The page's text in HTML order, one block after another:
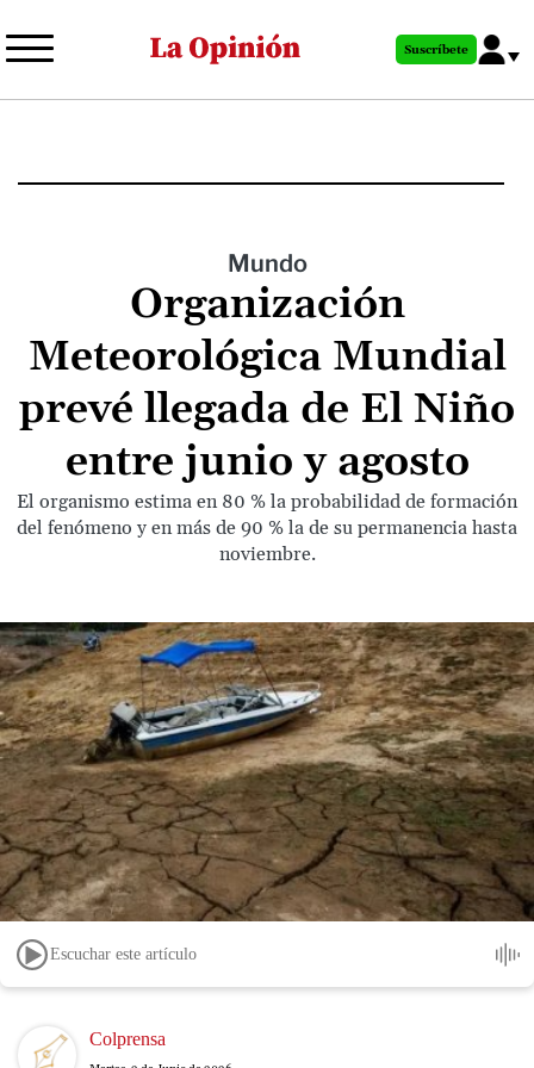
al
principal
Suscríbete
Mundo
Organización
Meteorológica Mundial
prevé llegada de El Niño
entre junio y agosto
El organismo estima en 80 % la probabilidad de formación
del fenómeno y en más de 90 % la de su permanencia hasta
noviembre.
Escuchar este artículo
Image Colprensa